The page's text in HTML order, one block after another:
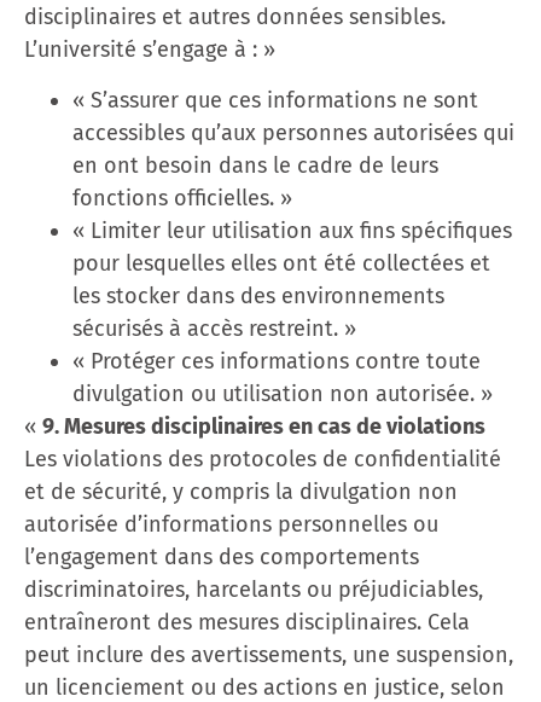
disciplinaires et autres données sensibles.
L’université s’engage à : »
« S’assurer que ces informations ne sont
accessibles qu’aux personnes autorisées qui
en ont besoin dans le cadre de leurs
fonctions officielles. »
« Limiter leur utilisation aux fins spécifiques
pour lesquelles elles ont été collectées et
les stocker dans des environnements
sécurisés à accès restreint. »
« Protéger ces informations contre toute
divulgation ou utilisation non autorisée. »
« 9. Mesures disciplinaires en cas de violations
Les violations des protocoles de confidentialité
et de sécurité, y compris la divulgation non
autorisée d’informations personnelles ou
l’engagement dans des comportements
discriminatoires, harcelants ou préjudiciables,
entraîneront des mesures disciplinaires. Cela
peut inclure des avertissements, une suspension,
un licenciement ou des actions en justice, selon